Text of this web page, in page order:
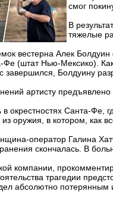
смог
В
тяжелые
вестерна Алек
Фе (штат Нью-Мексико).
завершился, Болдуину
артисту
в окрестностях Санта-
из оружия, в котором, как
оператор Галина
скончалась. В
компании,
трагедии
абсолютно потерянным